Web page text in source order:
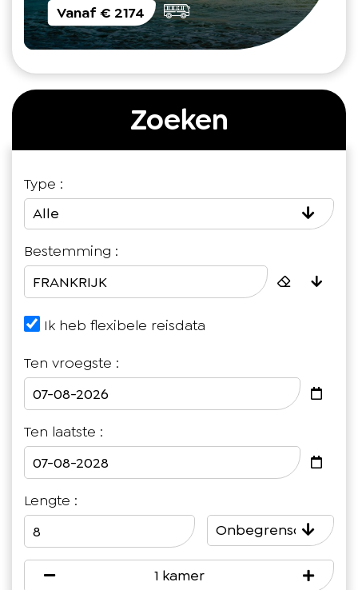
Vanaf€ 2174
Zoeken
Type :
Alle
Bestemming :
Ik heb flexibele reisdata
Ten vroegste :
Ten laatste :
Lengte :
Onbegrensd
1 kamer